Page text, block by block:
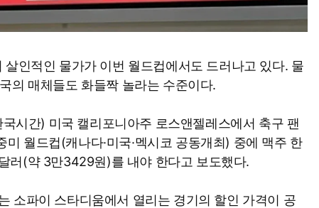
인적인 물가가 이번 월드컵에서도 드러나고 있다. 물
의 매체들도 화들짝 놀라는 수준이다.
시간) 미국 캘리포니아주 로스앤젤레스에서 축구 팬
월드컵(캐나다·미국·멕시코 공동개최) 중에 맥주 한
러(약 3만3429원)를 내야 한다고 보도했다.
소파이 스타디움에서 열리는 경기의 할인 가격이 공